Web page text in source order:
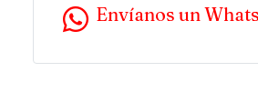
Envíanos un